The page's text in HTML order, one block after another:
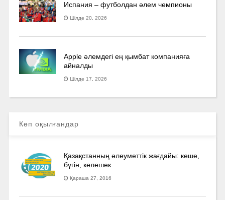
Испания – футболдан әлем чемпионы
Шілде 20, 2026
Apple әлемдегі ең қымбат компанияға
айналды
Шілде 17, 2026
Көп оқылғандар
Қазақстанның әлеуметтік жағдайы: кеше,
бүгін, келешек
Қараша 27, 2016